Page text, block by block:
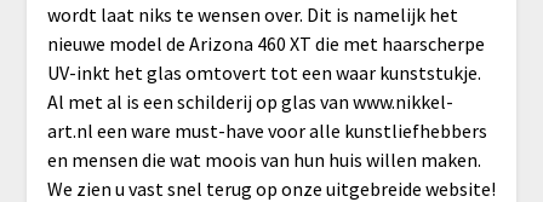
wordt laat niks te wensen over. Dit is namelijk het
nieuwe model de Arizona 460 XT die met haarscherpe
UV-inkt het glas omtovert tot een waar kunststukje.
Al met al is een schilderij op glas van www.nikkel-
art.nl een ware must-have voor alle kunstliefhebbers
en mensen die wat moois van hun huis willen maken.
We zien u vast snel terug op onze uitgebreide website!